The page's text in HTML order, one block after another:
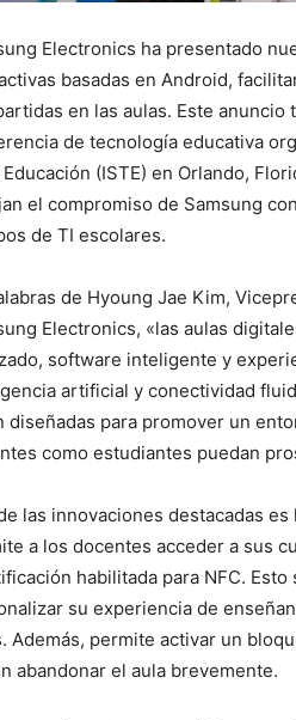
Electronics ha presentado
basadas en Android,
en las aulas. Este anuncio
de tecnología educativa
(ISTE) en Orlando,
el compromiso de Samsung
de TI escolares.
de Hyoung Jae Kim,
Electronics, «las aulas
software inteligente y
artificial y conectividad
diseñadas para promover un
como estudiantes puedan
las innovaciones destacadas
a los docentes acceder a sus
habilitada para NFC.
su experiencia de
Además, permite activar un
abandonar el aula brevemente.